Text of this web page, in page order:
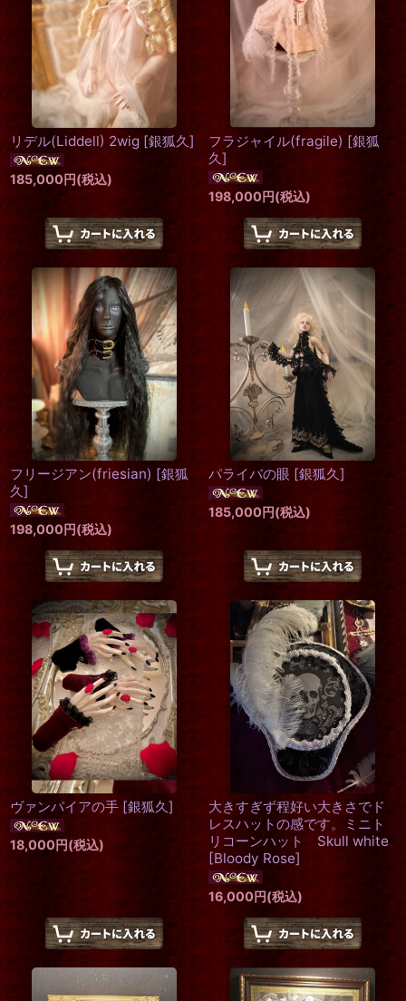
リデル(Liddell) 2wig [銀狐久 ]
185,000円(税込)
フラジャイル(fragile) [銀狐
久 ]
198,000円(税込)
フリージアン(friesian) [銀狐
久 ]
198,000円(税込)
パライバの眼 [銀狐久 ]
185,000円(税込)
ヴァンパイアの手 [銀狐久]
18,000円(税込)
大きすぎず程好い大きさでド
レスハットの感です。ミニト
リコーンハット Skull white
[Bloody Rose]
16,000円(税込)